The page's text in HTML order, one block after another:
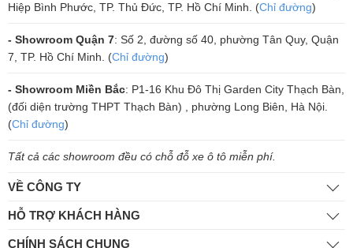
Hiệp Bình Phước, TP. Thủ Đức, TP. Hồ Chí Minh. (Chỉ đường)
- Showroom Quận 7: Số 2, đường số 40, phường Tân Quy, Quận
7, TP. Hồ Chí Minh. (Chỉ đường)
- Showroom Miền Bắc: P1-16 Khu Đô Thị Garden City Thạch Bàn,
(đối diện trường THPT Thạch Bàn) , phường Long Biên, Hà Nội.
(Chỉ đường)
Tất cả các showroom đều có chỗ đỗ xe ô tô miễn phí.
VỀ CÔNG TY
HỖ TRỢ KHÁCH HÀNG
CHÍNH SÁCH CHUNG